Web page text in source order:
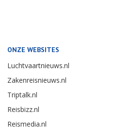
ONZE WEBSITES
Luchtvaartnieuws.nl
Zakenreisnieuws.nl
Triptalk.nl
Reisbizz.nl
Reismedia.nl